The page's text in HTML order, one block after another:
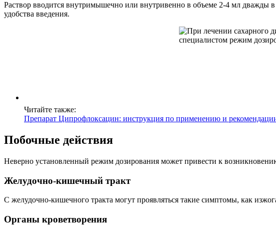
Раствор вводится внутримышечно или внутривенно в объеме 2-4 мл дважды
удобства введения.
Читайте также:
Препарат Ципрофлоксацин: инструкция по применению и
Побочные действия
Неверно установленный режим дозирования может привести к
Желудочно-кишечный тракт
С желудочно-кишечного тракта могут проявляться такие симптомы, как
Органы кроветворения